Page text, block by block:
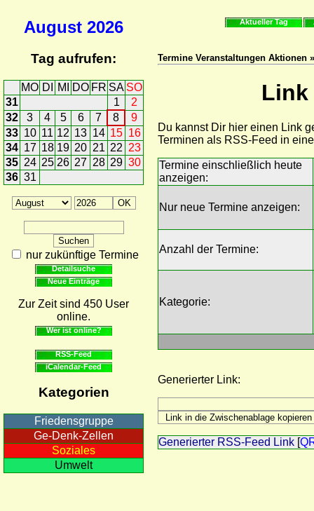
August 2026
Tag aufrufen:
MO DI MI DO FR SA SO
31
1
2
32
3 4 5 6 7 8
9
33 10 11 12 13 14 15 16
34 17 18 19 20 21 22 23
35 24 25 26 27 28 29 30
36 31
nur zukünftige Termine
Detailsuche
Neue Einträge
Zur Zeit sind 450 User
online.
Wer ist online?
RSS-Feed
iCalendar-Feed
Kategorien
Friedensgruppe
Ge-Denk-Zellen
Soziales
Umwelt
Aktueller Tag
Termine Veranstaltungen Aktionen
Link
Du kannst Dir hier einen Link
Terminen als RSS-Feed in
Termine einschließlich heute
anzeigen:
Nur neue Termine anzeigen:
Anzahl der Termine:
Kategorie:
Generierter Link:
Generierter RSS-Feed Link [